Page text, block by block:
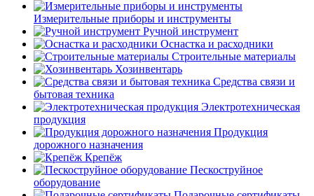
Измерительные приборы и инструменты
Ручной инструмент
Оснастка и расходники
Строительные материалы
Хозинвентарь
Средства связи и
бытовая техника
Электротехническая
продукция
Продукция
дорожного назначения
Крепёж
Пескоструйное
оборудование